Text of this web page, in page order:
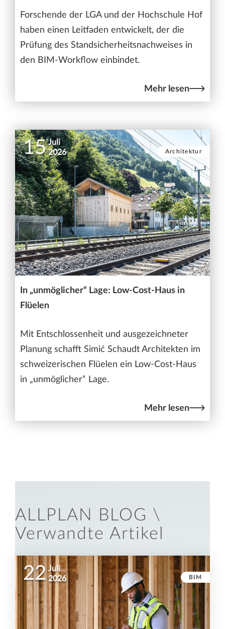
Forschende der LGA und der Hochschule Hof
haben einen Leitfaden entwickelt, der die
Prüfung des Standsicherheitsnachweises in
den BIM-Workflow einbindet.
Mehr lesen
15 Juli
2026
Architektur
In „unmöglicher“ Lage: Low-Cost-Haus in
Flüelen
Mit Entschlossenheit und ausgezeichneter
Planung schafft Simić Schaudt Architekten im
schweizerischen Flüelen ein Low-Cost-Haus
in „unmöglicher“ Lage.
Mehr lesen
ALLPLAN BLOG \
Verwandte Artikel
BIM
22 Juli
2026